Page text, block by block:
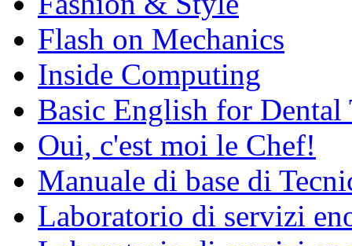
Flash on Mechanics
Inside Computing
Basic English for Dental
Oui, c'est moi le Chef!
Manuale di base di
Laboratorio di servizi